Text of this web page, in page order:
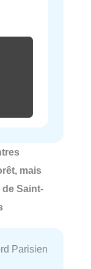
mais
Saint-
Parisien